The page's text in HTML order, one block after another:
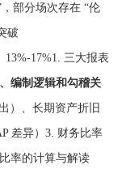
部分场次存在 “伦
破
13%-17%1. 三大报表
编制逻辑和勾稽关
）、长期资产折旧
差异）3. 财务比率
率的计算与解读